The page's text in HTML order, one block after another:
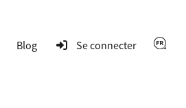
Blog Se connecter